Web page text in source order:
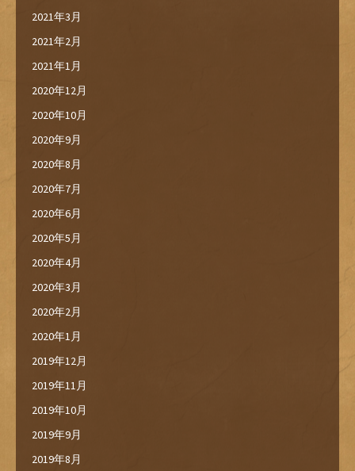
2021年3月
2021年2月
2021年1月
2020年12月
2020年10月
2020年9月
2020年8月
2020年7月
2020年6月
2020年5月
2020年4月
2020年3月
2020年2月
2020年1月
2019年12月
2019年11月
2019年10月
2019年9月
2019年8月